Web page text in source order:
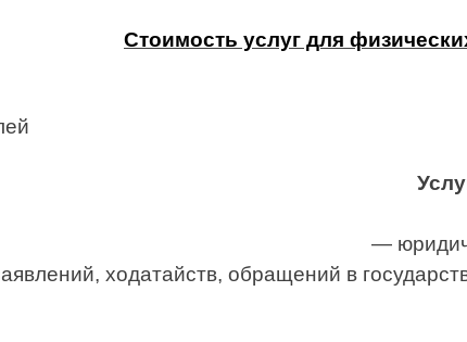
Стоимость услуг для
—
ходатайств, обращений в